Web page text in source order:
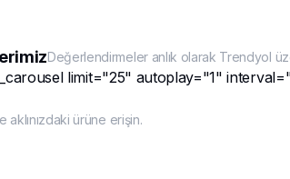
Değerlendirmeler anlık olarak Trendyol
limit="25" autoplay="1"
aklınızdaki ürüne erişin.